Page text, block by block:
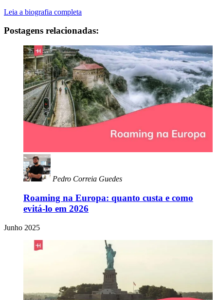
Leia a biografia completa
Postagens relacionadas:
Pedro Correia Guedes
Roaming na Europa: quanto custa e como
evitá-lo em 2026
Junho 2025